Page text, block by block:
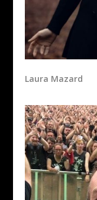
Laura Mazard